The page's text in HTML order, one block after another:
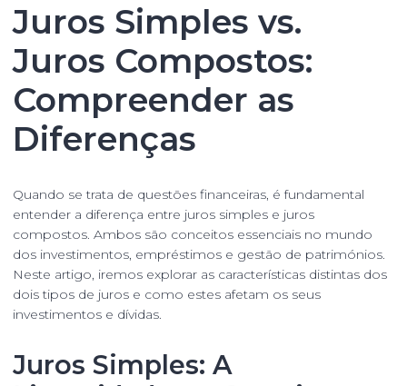
Juros Simples vs.
Juros Compostos:
Compreender as
Diferenças
Quando se trata de questões financeiras, é fundamental
entender a diferença entre juros simples e juros
compostos. Ambos são conceitos essenciais no mundo
dos investimentos, empréstimos e gestão de patrimónios.
Neste artigo, iremos explorar as características distintas dos
dois tipos de juros e como estes afetam os seus
investimentos e dívidas.
Juros Simples: A